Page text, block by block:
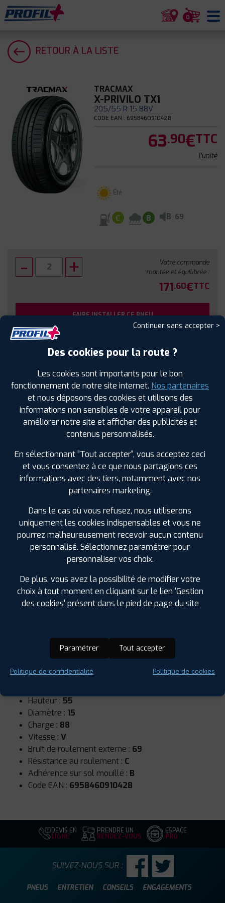
0
RETOUR À LA LISTE
TRACMAX
X-PRIVILO TX1
205/55 R 15 88V
CODE EAN : 6958460910428
63.90€TTC
l'unité
Été
C B B 69
Votre commande
montée et équilibrée :
171.60€TTC
FAIRE INSTALLER CE PNEU
Sous réserve de disponibilité en agence
SPÉCIFICATIONS AVIS CLIENTS ÉTIQUETAGE
Étiquetage
Runflat :Non
Hauteur : 55
Diamètre : 15
Charge : 88
Vitesse : V
Bruit de roulement externe : 69
Résistance au roulement : C
Adhérence sur sol mouillé : B
Code EAN : 6958460910428
DEVIS EN
LIGNE
PRENDRE UN
RENDEZ-VOUS
ESPACE
PRO
PNEUS ENTRETIEN CONSEILS ENGAGEMENTS
SUIVEZ-NOUS SUR :
Continuer sans accepter >
Des cookies pour la route ?
Les cookies sont importants pour le bon
fonctionnement de notre site internet. Nos partenaires
et nous déposons des cookies et utilisons des
informations non sensibles de votre appareil pour
améliorer notre site et afficher des publicités et
contenus personnalisés.
En sélectionnant "Tout accepter", vous acceptez ceci
et vous consentez à ce que nous partagions ces
informations avec des tiers, notamment avec nos
partenaires marketing.
Dans le cas où vous refusez, nous utiliserons
uniquement les cookies indispensables et vous ne
pourrez malheureusement recevoir aucun contenu
personnalisé. Sélectionnez paramétrer pour
personnaliser vos choix.
De plus, vous avez la possibilité de modifier votre
choix à tout moment en cliquant sur le lien 'Gestion
des cookies' présent dans le pied de page du site
Paramétrer Tout accepter
Politique de confidentialité Politique de cookies